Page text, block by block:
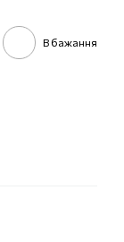
В бажання